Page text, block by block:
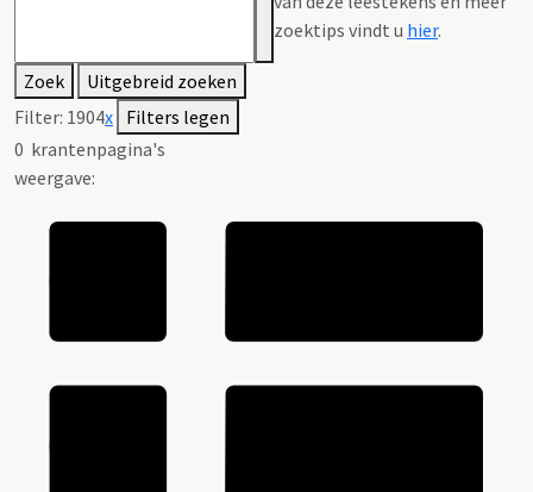
zoektips vindt u hier.
Zoek
Uitgebreid zoeken
Filter: 1904x Filters legen
0 krantenpagina's
weergave: